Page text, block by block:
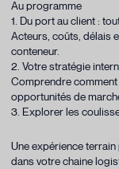
Au programme
1. Du port au client :
Acteurs, coûts, délais
conteneur.
2. Votre stratégie
Comprendre
opportunités de
3. Explorer les
Une expérience
dans votre chaine